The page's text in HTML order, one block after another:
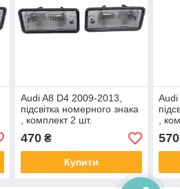
Audi A8 D4 2009-2013,
підсвітка номерного знака
, комплект 2 шт.
470₴
Купити
,
570